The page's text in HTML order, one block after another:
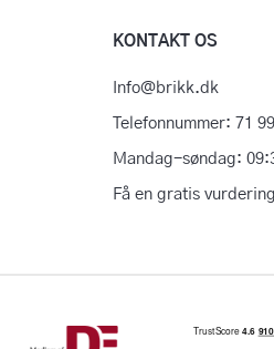
KONTAKT OS
Info@brikk.dk
Telefonnummer: 71
Mandag-søndag:
Få en gratis vurdering